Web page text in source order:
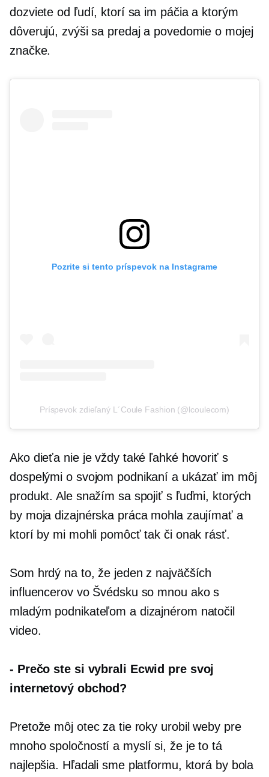
dozviete od ľudí, ktorí sa im páčia a ktorým
dôverujú, zvýši sa predaj a povedomie o mojej
značke.
Pozrite si tento príspevok na Instagrame
Príspevok zdieľaný L´Coule Fashion (@lcoulecom)
Ako dieťa nie je vždy také ľahké hovoriť s
dospelými o svojom podnikaní a ukázať im môj
produkt. Ale snažím sa spojiť s ľuďmi, ktorých
by moja dizajnérska práca mohla zaujímať a
ktorí by mi mohli pomôcť tak či onak rásť.
Som hrdý na to, že jeden z najväčších
influencerov vo Švédsku so mnou ako s
mladým podnikateľom a dizajnérom natočil
video.
- Prečo ste si vybrali Ecwid pre svoj
internetový obchod?
Pretože môj otec za tie roky urobil weby pre
mnoho spoločností a myslí si, že je to tá
najlepšia. Hľadali sme platformu, ktorá by bola